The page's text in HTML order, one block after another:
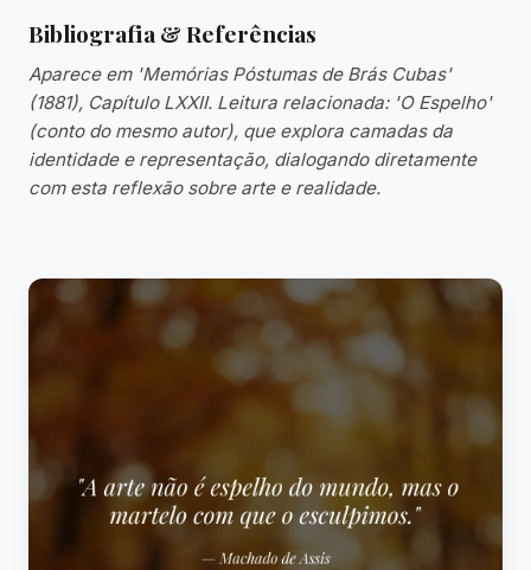
Bibliografia & Referências
Aparece em 'Memórias Póstumas de Brás Cubas'
(1881), Capítulo LXXII. Leitura relacionada: 'O Espelho'
(conto do mesmo autor), que explora camadas da
identidade e representação, dialogando diretamente
com esta reflexão sobre arte e realidade.